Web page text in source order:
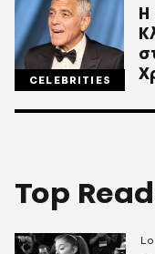
CELEBRITIES
Η
Top